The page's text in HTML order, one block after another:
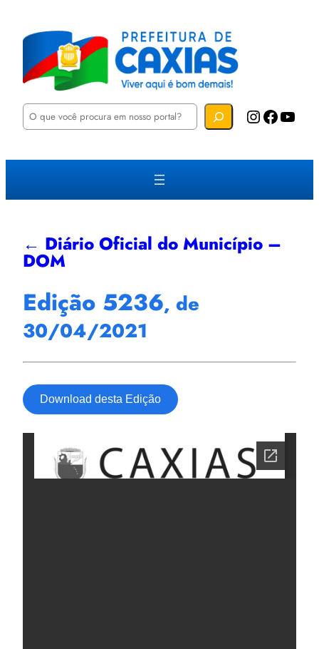
P
u
a
Instagram Facebook YouTube
← Diário Oficial do Município –
DOM
Edição 5236, de
30/04/2021
Download desta Edição